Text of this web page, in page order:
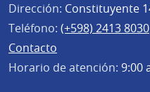
Dirección: Constituyente
Teléfono: (+598) 2413 8030
Contacto
Horario de atención: 9:00